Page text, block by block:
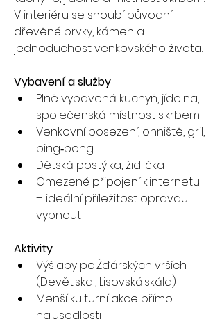
V interiéru se snoubí původní
dřevěné prvky, kámen a
jednoduchost venkovského života.
Vybavení a služby
Plně vybavená kuchyň, jídelna,
společenská místnost s krbem
Venkovní posezení, ohniště, gril,
ping‑pong
Dětská postýlka, židlička
Omezené připojení k internetu
– ideální příležitost opravdu
vypnout
Aktivity
Výšlapy po Žďárských vrších
(Devět skal, Lisovská skála)
Menší kulturní akce přímo
na usedlosti